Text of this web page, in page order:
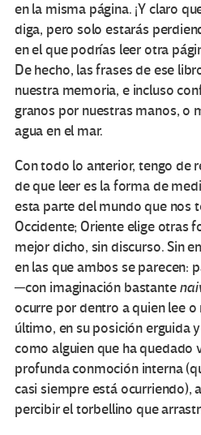
en la misma página. ¡Y claro
diga, pero solo estarás
en el que podrías leer otra
De hecho, las frases de ese
nuestra memoria, e incluso
granos por nuestras manos, o
agua en el mar.
Con todo lo anterior, tengo de
de que leer es la forma de
esta parte del mundo que nos
Occidente; Oriente elige otras
mejor dicho, sin discurso. Sin
en las que ambos se parecen:
─con imaginación bastante
ocurre por dentro a quien lee
último, en su posición erguida
como alguien que ha quedado
profunda conmoción interna
casi siempre está ocurriendo),
percibir el torbellino que